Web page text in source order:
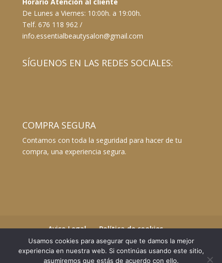
De Lunes a Viernes: 10:00h. a 19:00h.
Telf. 676 118 962 /
info.essentialbeautysalon@gmail.com
SÍGUENOS EN LAS REDES SOCIALES:
COMPRA SEGURA
Contamos con toda la seguridad para hacer de tu
compra, una experiencia segura.
Aviso Legal
Política de cookies
Términos y Condiciones
Envíos y devoluciones
Usamos cookies para asegurar que te damos la mejor
experiencia en nuestra web. Si continúas usando este sitio,
asumiremos que estás de acuerdo con ello.